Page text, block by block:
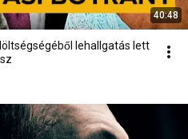
40:48
lehallgatás lett